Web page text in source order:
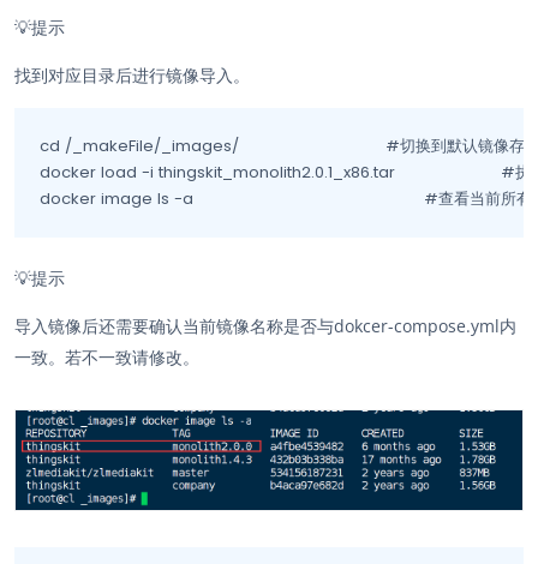
💡提示
找到对应目录后进行镜像导入。
cd /_makeFile/_images/				#切换到默认镜像存放路径
docker load -i thingskit_monolith2.0.1_x86.tar			#执行命令导入镜像  镜像名不唯一
docker image ls -a						#查看当
💡提示
导入镜像后还需要确认当前镜像名称是否与dokcer-compose.yml内
一致。若不一致请修改。